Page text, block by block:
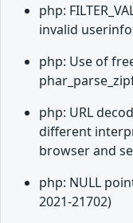
php:
invalid userinfo
php: Use of
php: URL
different
browser and
php: NULL
2021-21702)